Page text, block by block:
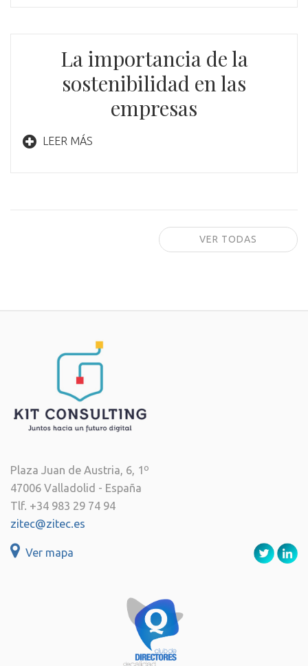
La importancia de la
sostenibilidad en las
empresas
LEER MÁS
VER TODAS
Plaza Juan de Austria, 6, 1º
47006 Valladolid - España
Tlf. +34 983 29 74 94
zitec@zitec.es
Ver mapa